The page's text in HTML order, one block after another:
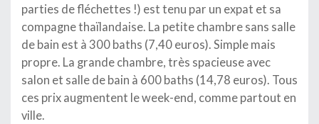
parties de fléchettes !) est tenu par un expat et sa
compagne thaïlandaise. La petite chambre sans salle
de bain est à 300 baths (7,40 euros). Simple mais
propre. La grande chambre, très spacieuse avec
salon et salle de bain à 600 baths (14,78 euros). Tous
ces prix augmentent le week-end, comme partout en
ville.